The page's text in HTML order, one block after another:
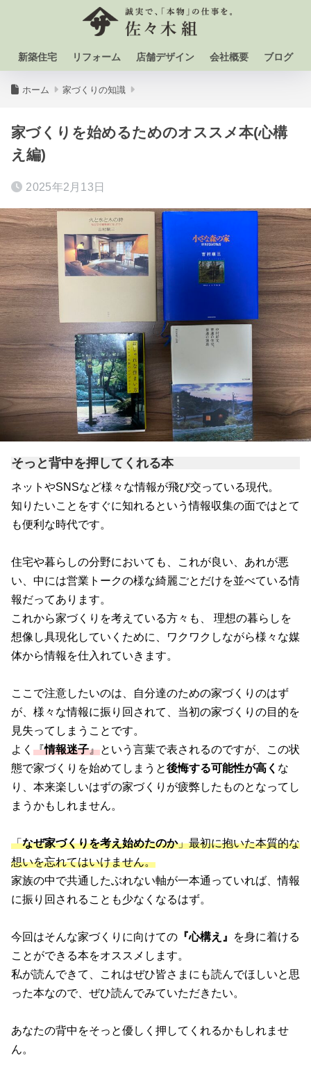
新築住宅 リフォーム 店舗デザイン 会社概要 ブログ
ホーム 家づくりの知識
家づくりを始めるためのオススメ本(心構
え編)
2025年2月13日
そっと背中を押してくれる本
ネットやSNSなど様々な情報が飛び交っている現代。
知りたいことをすぐに知れるという情報収集の面ではとて
も便利な時代です。
住宅や暮らしの分野においても、これが良い、あれが悪
い、中には営業トークの様な綺麗ごとだけを並べている情
報だってあります。
これから家づくりを考えている方々も、 理想の暮らしを
想像し具現化していくために、ワクワクしながら様々な媒
体から情報を仕入れていきます。
ここで注意したいのは、自分達のための家づくりのはず
が、様々な情報に振り回されて、当初の家づくりの目的を
見失ってしまうことです。
よく 『情報迷子』という言葉で表されるのですが、この状
態で家づくりを始めてしまうと後悔する可能性が高く な
り、本来楽しいはずの家づくりが疲弊したものとなってし
まうかもしれません。
「なぜ家づくりを考え始めたのか」最初に抱いた本質的な
想いを忘れてはいけません。
家族の中で共通したぶれない軸が一本通っていれば、情報
に振り回されることも少なくなるはず。
今回はそんな家づくりに向けての 『心構え』
を身に着ける
ことができる本をオススメします。
私が読んできて、これはぜひ皆さまにも読んでほしいと思
った本なので、ぜひ読んでみていただきたい。
あなたの背中をそっと優しく押してくれるかもしれませ
ん。